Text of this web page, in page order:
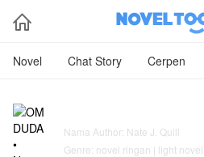

Novel Chat Story Cerpen
Nama Author: Nate J. Quill
Genre: novel ringan | light novel